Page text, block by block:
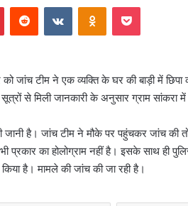
PinterestReddit VKontakteOdnoklassniki
Pocket
जांच टीम ने एक व्यक्ति के घर की बाड़ी में
से मिली जानकारी के अनुसार ग्राम सांकरा
है। जांच टीम ने मौके पर पहुंचकर जांच की
प्रकार का होलोग्राम नहीं है। इसके साथ ही
है। मामले की जांच की जा रही है।